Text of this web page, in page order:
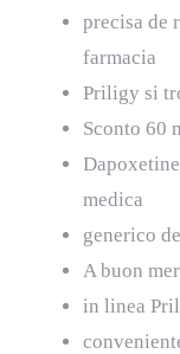
precisa de
farmacia
Priligy si
Sconto 60
medica
generico
A buon
in linea